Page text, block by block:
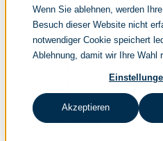
Wenn Sie ablehnen, werden
Besuch dieser Website nicht
notwendiger Cookie speichert
Ablehnung, damit wir Ihre Wahl
Akzeptieren
IT Strategy
KI-Strategie
Cloud Strategie
IT-Benchmarking
Target Operating
IT Sourcing